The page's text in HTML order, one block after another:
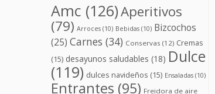
Amc (126)Aperitivos
(79) Arroces (10) Bebidas (10) Bizcochos
(25) Carnes (34) Conservas (12) Cremas
(15) desayunos saludables (18) Dulce
(119) dulces navideños (15) Ensaladas (10)
Entrantes (95) Freidora de aire